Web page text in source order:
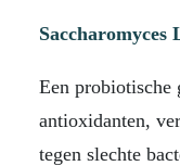
Saccharomyces
Een
antioxidanten,
tegen slechte